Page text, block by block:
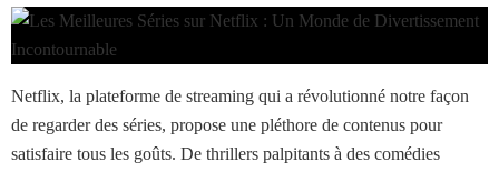
Netflix, la plateforme de streaming qui a révolutionné notre façon
de regarder des séries, propose une pléthore de contenus pour
satisfaire tous les goûts. De thrillers palpitants à des comédies